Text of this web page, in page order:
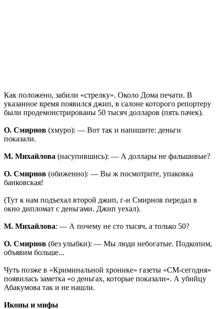
Как положено, забили «стрелку». Около Дома печати. В
указанное время появился джип, в салоне которого репортеру
были продемонстрированы 50 тысяч долларов (пять пачек).
О. Смирнов (хмуро): — Вот так и напишите: деньги
показали.
М. Михайлова (насупившись): — А доллары не фальшивые?
О. Смирнов (обиженно): — Вы ж посмотрите, упаковка
банковская!
(Тут к нам подъехал второй джип, г-н Смирнов передал в
окно дипломат с деньгами. Джип уехал).
М. Михайлова: — А почему не сто тысяч, а только 50?
О. Смирнов (без улыбки): — Мы люди небогатые. Подкопим,
объявим больше...
Чуть позже в «Криминальной хронике» газеты «СМ-сегодня»
появилась заметка «о деньгах, которые показали». А убийцу
Абакумова так и не нашли.
Иконы и мифы